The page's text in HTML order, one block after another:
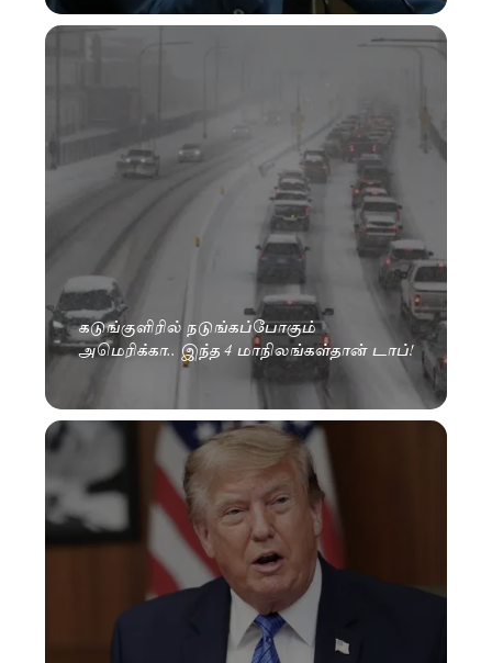
கடுங்குளிரில் நடுங்கப்போகும்
அமெரிக்கா.. இந்த 4 மாநிலங்கள்தான் டாப்!